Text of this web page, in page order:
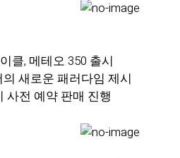
클, 메테오 350 출시
의 새로운 패러다임 제시
사전 예약 판매 진행